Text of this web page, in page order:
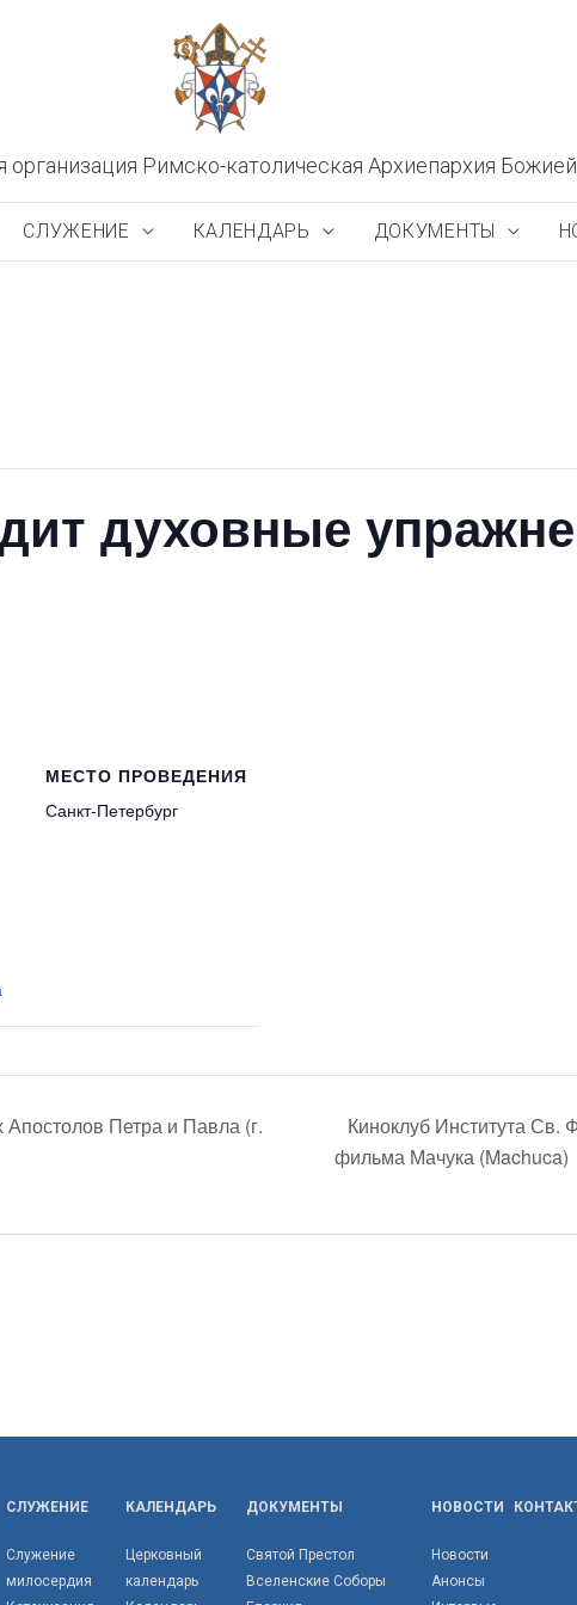
организация Римско-католическая Архиепархия
СЛУЖЕНИЕ КАЛЕНДАРЬ ДОКУМЕНТЫ
духовные
МЕСТО ПРОВЕДЕНИЯ
Санкт-Петербург
Петра и Павла (г.
Киноклуб Института
фильма Мачука (Machuca)
СЛУЖЕНИЕ
Служение
милосердия
КАЛЕНДАРЬ
Церковный
календарь
ДОКУМЕНТЫ
Святой Престол
Вселенские Соборы
НОВОСТИ
Новости
Анонсы